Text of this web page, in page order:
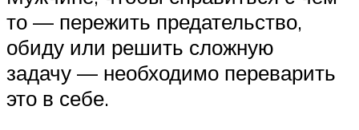
то — пережить предательство,
обиду или решить сложную
задачу — необходимо переварить
это в себе.